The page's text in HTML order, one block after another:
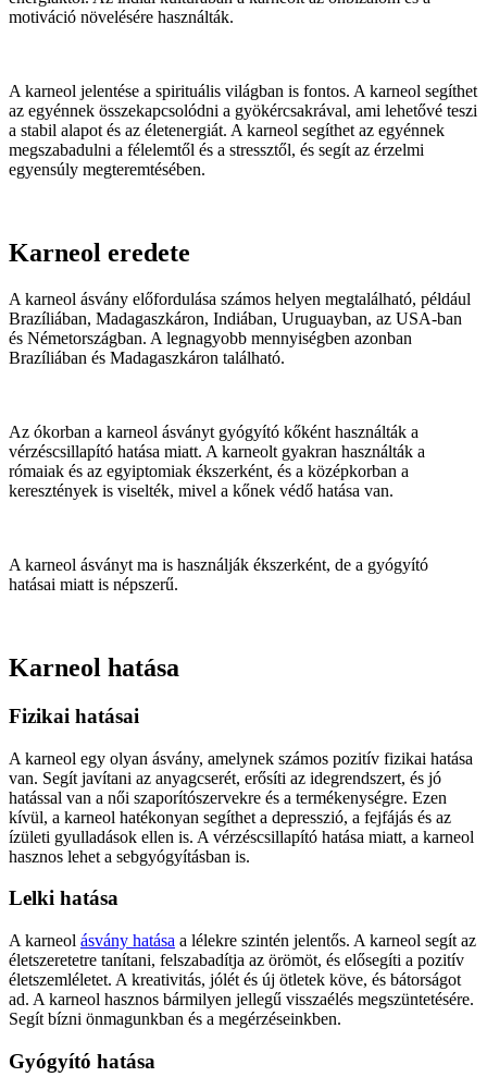
motiváció növelésére használták.
A karneol jelentése a spirituális világban is fontos. A karneol segíthet
az egyénnek összekapcsolódni a gyökércsakrával, ami lehetővé teszi
a stabil alapot és az életenergiát. A karneol segíthet az egyénnek
megszabadulni a félelemtől és a stressztől, és segít az érzelmi
egyensúly megteremtésében.
Karneol eredete
A karneol ásvány előfordulása számos helyen megtalálható, például
Brazíliában, Madagaszkáron, Indiában, Uruguayban, az USA-ban
és Németországban. A legnagyobb mennyiségben azonban
Brazíliában és Madagaszkáron található.
Az ókorban a karneol ásványt gyógyító kőként használták a
vérzéscsillapító hatása miatt. A karneolt gyakran használták a
rómaiak és az egyiptomiak ékszerként, és a középkorban a
keresztények is viselték, mivel a kőnek védő hatása van.
A karneol ásványt ma is használják ékszerként, de a gyógyító
hatásai miatt is népszerű.
Karneol hatása
Fizikai hatásai
A karneol egy olyan ásvány, amelynek számos pozitív fizikai hatása
van. Segít javítani az anyagcserét, erősíti az idegrendszert, és jó
hatással van a női szaporítószervekre és a termékenységre. Ezen
kívül, a karneol hatékonyan segíthet a depresszió, a fejfájás és az
ízületi gyulladások ellen is. A vérzéscsillapító hatása miatt, a karneol
hasznos lehet a sebgyógyításban is.
Lelki hatása
A karneol ásvány hatása a lélekre szintén jelentős. A karneol segít az
életszeretetre tanítani, felszabadítja az örömöt, és elősegíti a pozitív
életszemléletet. A kreativitás, jólét és új ötletek köve, és bátorságot
ad. A karneol hasznos bármilyen jellegű visszaélés megszüntetésére.
Segít bízni önmagunkban és a megérzéseinkben.
Gyógyító hatása